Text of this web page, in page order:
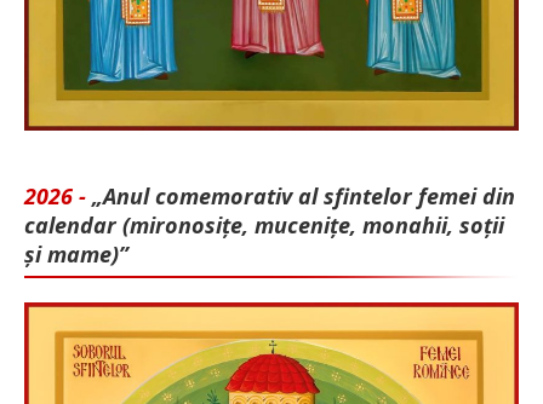
2026 - „Anul comemorativ al sfintelor femei din
calendar (mironosițe, mu­cenițe, monahii, soții
și mame)”